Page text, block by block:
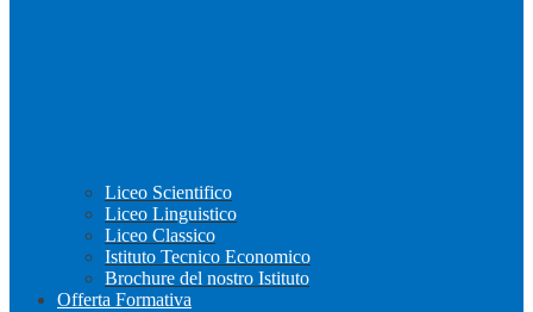
Liceo Scientifico
Liceo Linguistico
Liceo Classico
Istituto Tecnico Economico
Brochure del nostro Istituto
Offerta Formativa